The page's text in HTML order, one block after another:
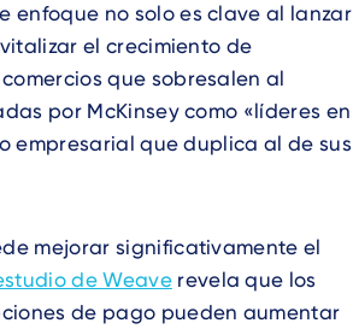
enfoque no solo es clave al lanzar
el crecimiento de
que sobresalen al
por McKinsey como «líderes en
empresarial que duplica al de sus
mejorar significativamente el
de Weaverevela que los
de pago pueden aumentar